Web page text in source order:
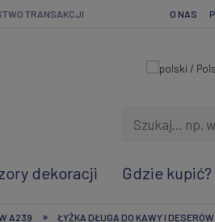
TRANSAKCJI O NAS
dekoracji Gdzie kupić?
A239 » ŁYŻKA DŁUGA DO KAWY I